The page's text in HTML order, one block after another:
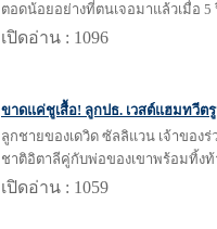
ตอดน้อยอย่างที่ตนเจอมาแล้วเมื่อ 5
เปิดอ่าน : 1096
ขาดแค่ชูเสื้อ! ลูกปธ. เวสต์แฮมทวี
ลูกชายของเดวิด ซัลลิแวน เจ้าขอ
ชาติอิตาลีคู่กับพ่อของเขาพร้อมทิ้งท้
เปิดอ่าน : 1059